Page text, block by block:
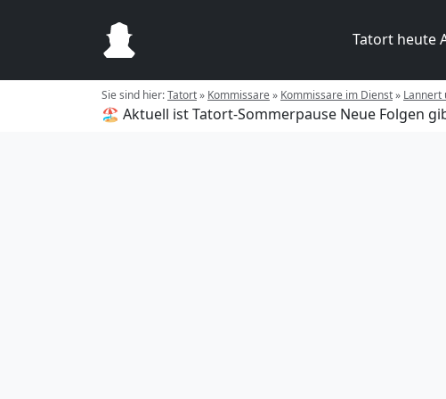
Tatort heute
Sie sind hier:Tatort» Kommissare» Kommissare im Dienst» Lannert
🏖️ Aktuell ist Tatort-Sommerpause Neue Folgen